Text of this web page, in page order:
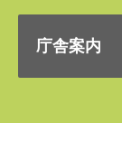
庁舎案内